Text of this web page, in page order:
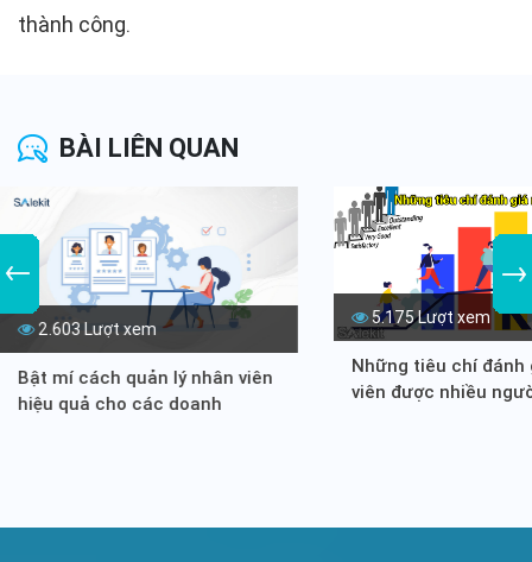
thành công.
BÀI LIÊN QUAN
2.603 Lượt xem
Bật mí cách quản lý nhân viên
hiệu quả cho các doanh
5.175 Lượt xem
Những tiêu chí đánh
viên được nhiều